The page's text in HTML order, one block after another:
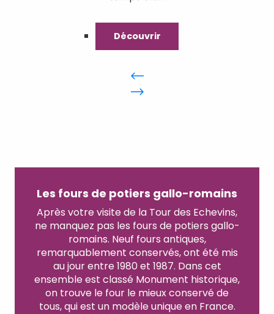
Découvrir
Les fours de potiers gallo-romains
Après votre visite de la Tour des Echevins,
ne manquez pas les fours de potiers gallo-
romains. Neuf fours antiques,
remarquablement conservés, ont été mis
au jour entre 1980 et 1987. Dans cet
ensemble est classé Monument historique,
on trouve le four le mieux conservé de
tous, qui est un modèle unique en France.